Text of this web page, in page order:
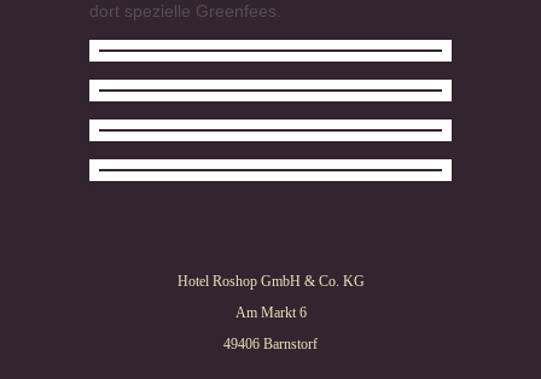
dort spezielle Greenfees.
Hotel Roshop GmbH & Co. KG
Am Markt 6
49406 Barnstorf